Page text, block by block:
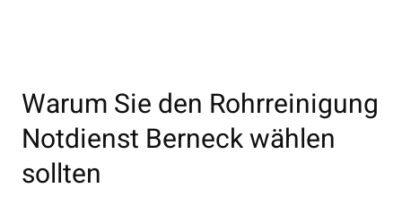
Warum Sie den Rohrreinigung
Notdienst Berneck wählen
sollten